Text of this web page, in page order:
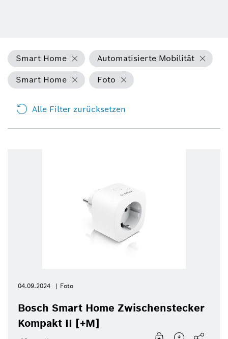
Smart Home
Automatisierte Mobilität
Smart Home
Foto
Alle Filter zurücksetzen
04.09.2024 Foto
Bosch Smart Home Zwischenstecker
Kompakt II [+M]